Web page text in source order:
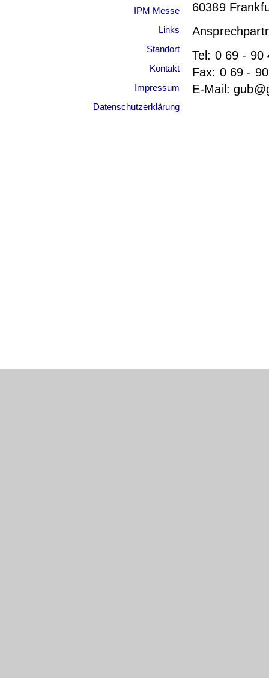
IPM Messe
Links
Standort
Kontakt
Impressum
Datenschutzerklärung
60389
Tel: 0 69 - 90
Fax: 0 69 -
E-Mail: